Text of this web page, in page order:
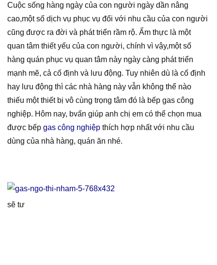
Cuộc sống hàng ngày của con người ngày dần nâng
cao,một số dịch vụ phục vụ đối với nhu cầu của con người
cũng được ra đời và phát triển rầm rộ. Ẩm thực là một
quan tâm thiết yếu của con người, chính vì vậy,một số
hàng quán phục vụ quan tâm này ngày càng phát triển
mạnh mẽ, cả cố định và lưu động. Tuy nhiên dù là cố định
hay lưu động thì các nhà hàng này vẫn không thể nào
thiếu một thiết bị vô cùng trọng tâm đó là bếp gas công
nghiệp. Hôm nay, bvấn giúp anh chị em có thể chọn mua
được bếp gas công nghiệp thích hợp nhất với nhu cầu
dùng của nhà hàng, quán ăn nhé.
sẽ tư